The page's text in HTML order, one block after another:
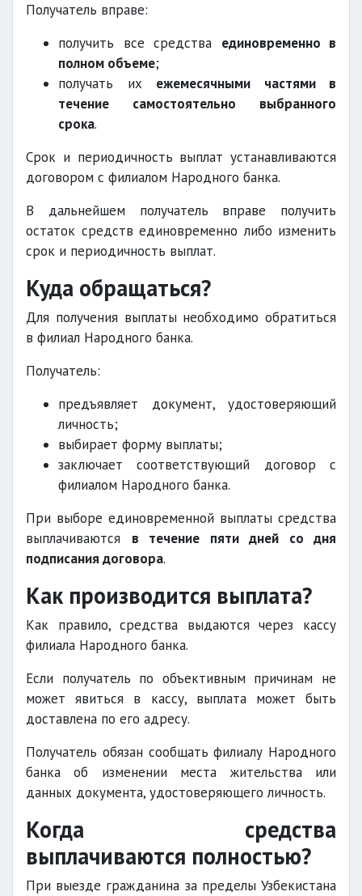
Получатель вправе:
получить все средства единовременно в
полном объеме;
получать их ежемесячными частями в
течение самостоятельно выбранного
срока.
Срок и периодичность выплат устанавливаются
договором с филиалом Народного банка.
В дальнейшем получатель вправе получить
остаток средств единовременно либо изменить
срок и периодичность выплат.
Куда обращаться?
Для получения выплаты необходимо обратиться
в филиал Народного банка.
Получатель:
предъявляет документ, удостоверяющий
личность;
выбирает форму выплаты;
заключает соответствующий договор с
филиалом Народного банка.
При выборе единовременной выплаты средства
выплачиваются в течение пяти дней со дня
подписания договора.
Как производится выплата?
Как правило, средства выдаются через кассу
филиала Народного банка.
Если получатель по объективным причинам не
может явиться в кассу, выплата может быть
доставлена по его адресу.
Получатель обязан сообщать филиалу Народного
банка об изменении места жительства или
данных документа, удостоверяющего личность.
Когда средства
выплачиваются полностью?
При выезде гражданина за пределы Узбекистана